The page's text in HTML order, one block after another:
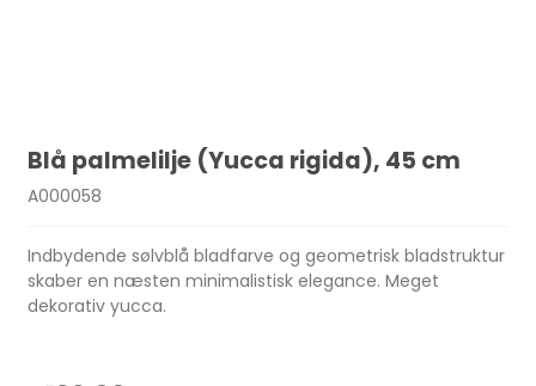
Blå palmelilje (Yucca rigida), 45 cm
A000058
Indbydende sølvblå bladfarve og geometrisk bladstruktur
skaber en næsten minimalistisk elegance. Meget
dekorativ yucca.